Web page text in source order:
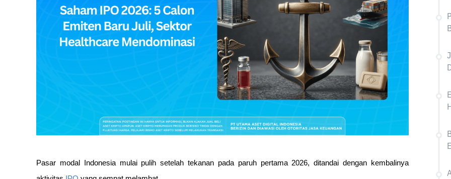
Pasar modal Indonesia mulai pulih setelah tekanan pada paruh pertama 2026, ditandai dengan kembalinya